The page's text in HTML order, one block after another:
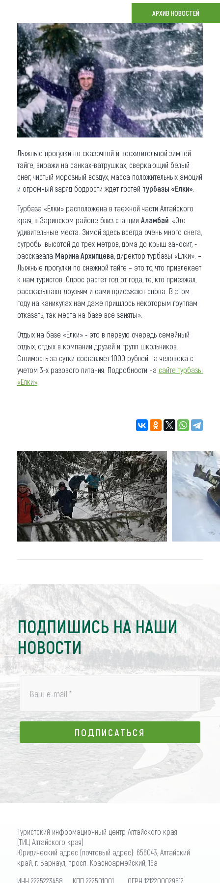
О регионе
Коллекция впечатлений
Другие рубрики
АРХИВ НОВОСТЕЙ
Лыжные прогулки по сказочной и восхитительной зимней
тайге, виражи на санках-ватрушках, сверкающий белый
снег, чистый морозный воздух, масса положительных эмоций
и огромный заряд бодрости ждет гостей турбазы «Елки»
Турбаза «Елки» расположена в таежной части Алтайского
края, в Заринском районе близ станции Аламбай . «Это
удивительные места. Зимой здесь всегда очень много снега,
сугробы высотой до трех метров, дома до крыш заносит, -
рассказала Марина Архипцева , директор турбазы «Елки». –
Лыжные прогулки по снежной тайге – это то, что привлекает
к нам туристов. Спрос растет год от года, те, кто приезжал,
рассказывают друзьям и сами приезжают снова. В этом
году на каникулах нам даже пришлось некоторым группам
отказать, так места на базе все заняты».
Отдых на базе «Елки» - это в первую очередь семейный
отдых, отдых в компании друзей и групп школьников.
Стоимость за сутки составляет 1000 рублей на человека с
учетом 3-х разового питания. Подробности на сайте турбазы
«Елки»
ПОДПИШИСЬ НА НАШИ
НОВОСТИ
Ваш e-mail *
ПОДПИСАТЬСЯ
ПОДПИСАТЬСЯ
Туристский информационный центр Алтайского края
(ТИЦ Алтайского края)
Юридический адрес (почтовый адрес): 656043, Алтайский
край, г. Барнаул, просп. Красноармейский, 16а
ИНН 2225223458 КПП 222501001 ОГРН 1212200029612